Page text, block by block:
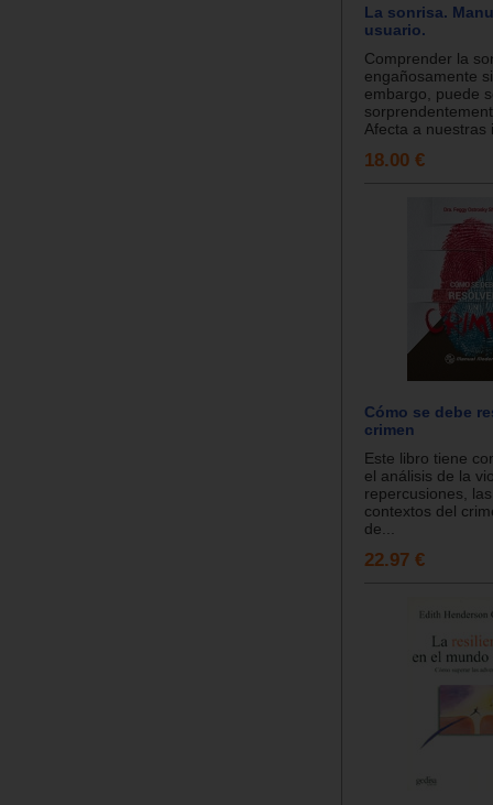
La sonrisa.
usuario.
Comprender la
engañosamente
embargo, puede
Afecta a nuestras
18.00 €
Cómo se debe
crimen
Este libro tiene
el análisis de la
repercusiones,
contextos del
de...
22.97 €